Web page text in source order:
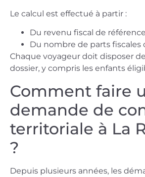
Le calcul est effectué à partir :
Du revenu fiscal de
Du nombre de parts fiscales
Chaque voyageur doit disposer
dossier, y compris les enfants
Comment faire
demande de
territoriale à La
?
Depuis plusieurs années, les